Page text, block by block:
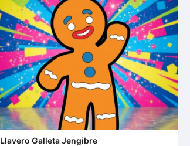
Llavero Galleta Jengibre